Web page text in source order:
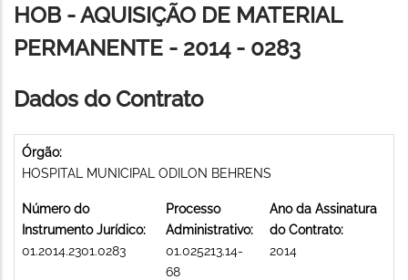
navegação
HOB - AQUISIÇÃO DE MATERIAL
PERMANENTE - 2014 - 0283
Dados do Contrato
Órgão:
HOSPITAL MUNICIPAL ODILON BEHRENS
Número do
Instrumento Jurídico:
01.2014.2301.0283
Processo
Administrativo:
01.025213.14-
68
Ano da Assinatura
do Contrato:
2014